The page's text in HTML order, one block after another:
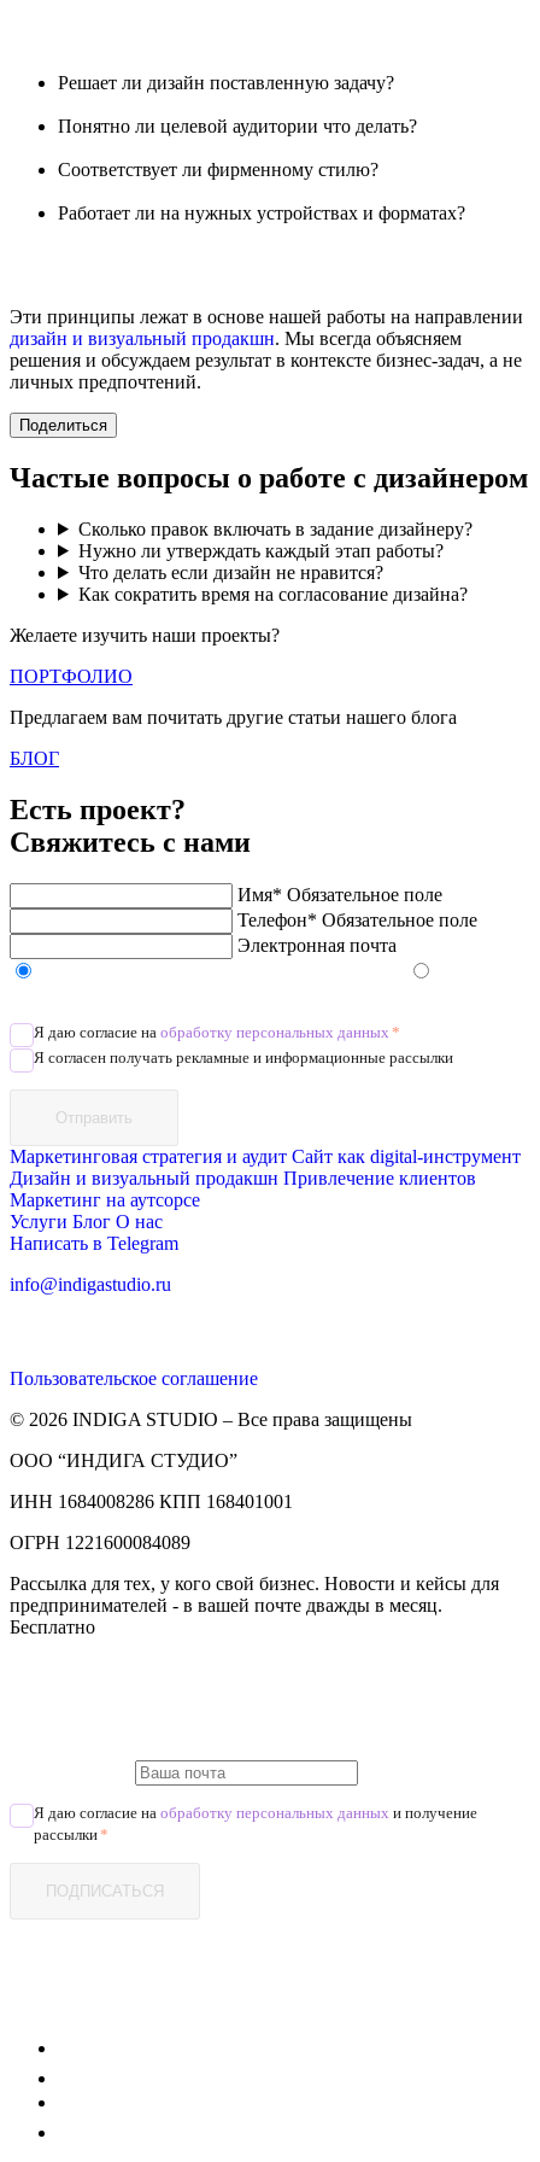
Решает ли дизайн поставленную задачу?
Понятно ли целевой аудитории что делать?
Соответствует ли фирменному стилю?
Работает ли на нужных устройствах и форматах?
Эти принципы лежат в основе нашей работы на направлении
дизайн и визуальный продакшн. Мы всегда объясняем
решения и обсуждаем результат в контексте бизнес-задач, а не
личных предпочтений.
Поделиться
Частые вопросы о работе с дизайнером
Сколько правок включать в задание дизайнеру?
Нужно ли утверждать каждый этап работы?
Что делать если дизайн не нравится?
Как сократить время на согласование дизайна?
Желаете изучить наши проекты?
ПОРТФОЛИО
Предлагаем вам почитать другие статьи нашего блога
БЛОГ
Есть проект?
Свяжитесь с нами
Имя* Обязательное поле
Телефон* Обязательное поле
Электронная почта
Я даю согласие на обработку персональных данных *
Я согласен получать рекламные и информационные рассылки
Отправить
Маркетинговая стратегия и аудит Сайт как digital-инструмент
Дизайн и визуальный продакшн Привлечение клиентов
Маркетинг на аутсорсе
Услуги Блог О нас
Написать в Telegram
info@indigastudio.ru
Пользовательское соглашение
© 2026 INDIGA STUDIO – Все права защищены
ООО “ИНДИГА СТУДИО”
ИНН 1684008286 КПП 168401001
ОГРН 1221600084089
Рассылка для тех, у кого свой бизнес. Новости и кейсы для
предпринимателей - в вашей почте дважды в месяц.
Бесплатно
Я даю согласие на обработку персональных данных и получение
рассылки*
ПОДПИСАТЬСЯ